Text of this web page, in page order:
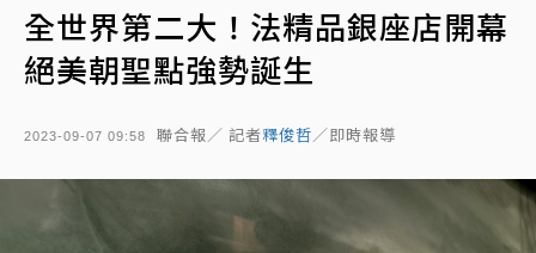
全世界第二大！法精品銀座店開幕
絕美朝聖點強勢誕生
2023-09-07 09:58 聯合報／ 記者釋俊哲／即時報導